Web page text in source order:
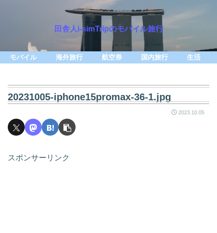
田舎人i-simTripのモバイル旅行
モバイル 海外旅行 航空券 国内旅行 生活
20231005-iphone15promax-36-1.jpg
2023.10.05
スポンサーリンク